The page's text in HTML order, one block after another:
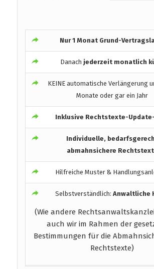
Nur 1 Monat Grund-
Danach jederzeit monatlich
KEINE automatische Verlängerung
Monate oder gar ein Jahr
Inklusive Rechtstexte-
Individuelle,
abmahnsichere
Hilfreiche Muster &
Selbstverständlich:Anwaltliche
(Wie andere
auch wir im Rahmen der
Bestimmungen für die
Rechtstexte)